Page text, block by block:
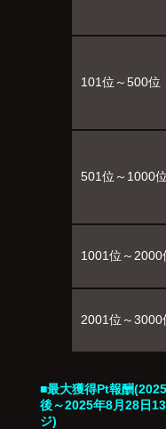
101位～500位
501位～1000位
1001位～2000
2001位～3000
■最大獲得Pt報酬
後～2025年8月28日
ジ)